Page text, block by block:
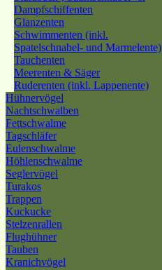
Dampfschiffenten
Glanzenten
Schwimmenten (inkl.
Spatelschnabel- und Marmelente)
Tauchenten
Meerenten & Säger
Ruderenten (inkl. Lappenente)
Hühnervögel
Nachtschwalben
Fettschwalme
Tagschläfer
Eulenschwalme
Höhlenschwalme
Seglervögel
Turakos
Trappen
Kuckucke
Stelzenrallen
Flughühner
Tauben
Kranichvögel